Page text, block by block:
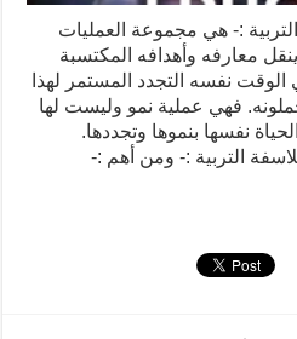
:- هي مجموعة العمليات
معارفه وأهدافه المكتسبة
نفسه التجدد المستمر لهذا
فهي عملية نمو وليست لها
نفسها بنموها وتجددها.
التربية :- ومن أهم :-